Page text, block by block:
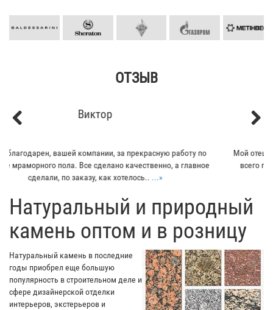
ОТЗЫВ
Мой отец заказывал плитку из гранита для своего дома. Больше
всего понравилось - индивидуальный подход к клиенту. Отец
остался очень доволен...
​Натуральный и природный
камень оптом и в розницу
Натуральный камень в последние
годы приобрел еще большую
популярность в строительном деле и
сфере дизайнерской отделки
интерьеров, экстерьеров и